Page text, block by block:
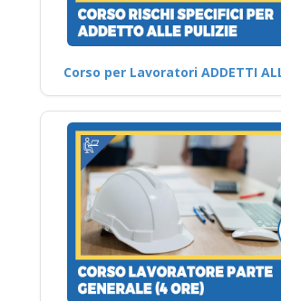
Corso per Lavoratori ADDETTI